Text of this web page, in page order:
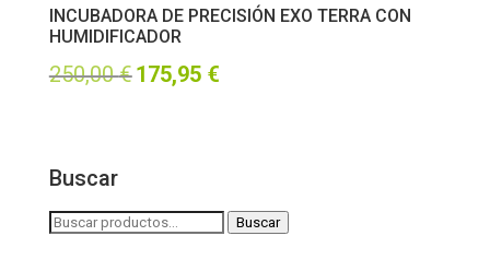
INCUBADORA DE PRECISIÓN EXO TERRA CON
HUMIDIFICADOR
250,00€El
250,00 €.
175,95 €El
175,95 €.
Buscar
Buscar
Buscar